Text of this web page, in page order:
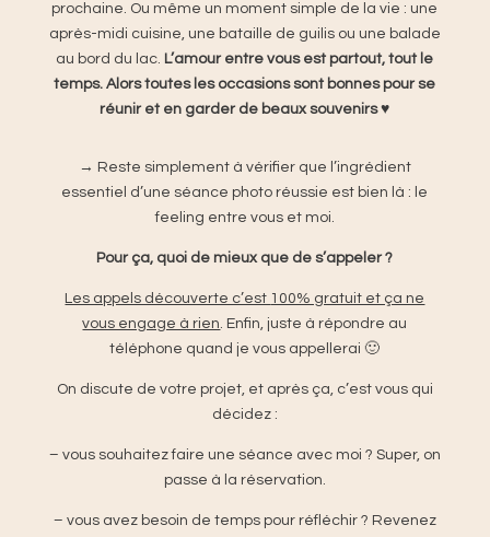
prochaine. Ou même un moment simple de la vie : une
après-midi cuisine, une bataille de guilis ou une balade
au bord du lac. L’amour entre vous est partout, tout le
temps. Alors toutes les occasions sont bonnes pour se
réunir et en garder de beaux souvenirs ♥
→ Reste simplement à vérifier que l’ingrédient
essentiel d’une séance photo réussie est bien là : le
feeling entre vous et moi.​
Pour ça, quoi de mieux que de s’appeler ?
Les appels découverte c’est 100% gratuit et ça ne
vous engage à rien. Enfin, juste à répondre au
téléphone quand je vous appellerai 🙂
On discute de votre projet, et après ça, c’est vous qui
décidez :
– vous souhaitez faire une séance avec moi ? Super, on
passe à la réservation.
– vous avez besoin de temps pour réfléchir ? Revenez